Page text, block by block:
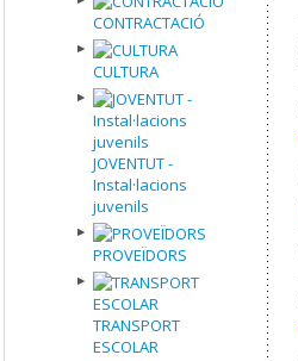
CONTRACTACIÓ
CULTURA
JOVENTUT -
Instal·lacions
juvenils
PROVEÏDORS
TRANSPORT
ESCOLAR